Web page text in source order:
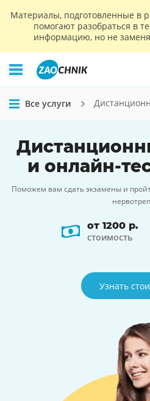
Материалы, подготовленные в
помогают разобраться в
информацию, но не
Все услуги
и онлайн-
Поможем вам сдать экзамены и
от 1200 р.
стоимость
Узнать